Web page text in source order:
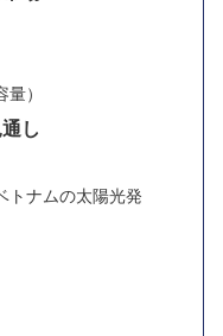
）
し
トナムの太陽光発